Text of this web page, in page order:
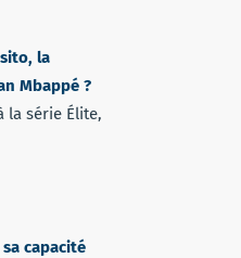
la
Mbappé ?
la série Élite,
capacité